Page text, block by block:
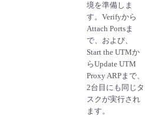
境を準備しま
す。Verifyから
Attach Portsま
で、および、
Start the UTMか
らUpdate UTM
Proxy ARPまで、
2台目にも同じタ
スクが実行され
ます。